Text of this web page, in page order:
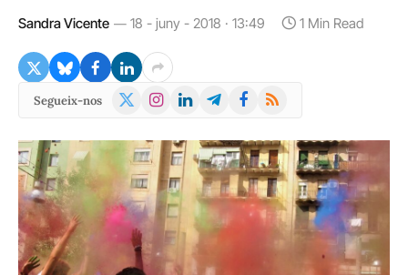
Sandra Vicente 18 - juny - 2018 · 13:49 1 Min Read
Segueix-nos
X
Instagram
LinkedInTelegramFacebook
RSS